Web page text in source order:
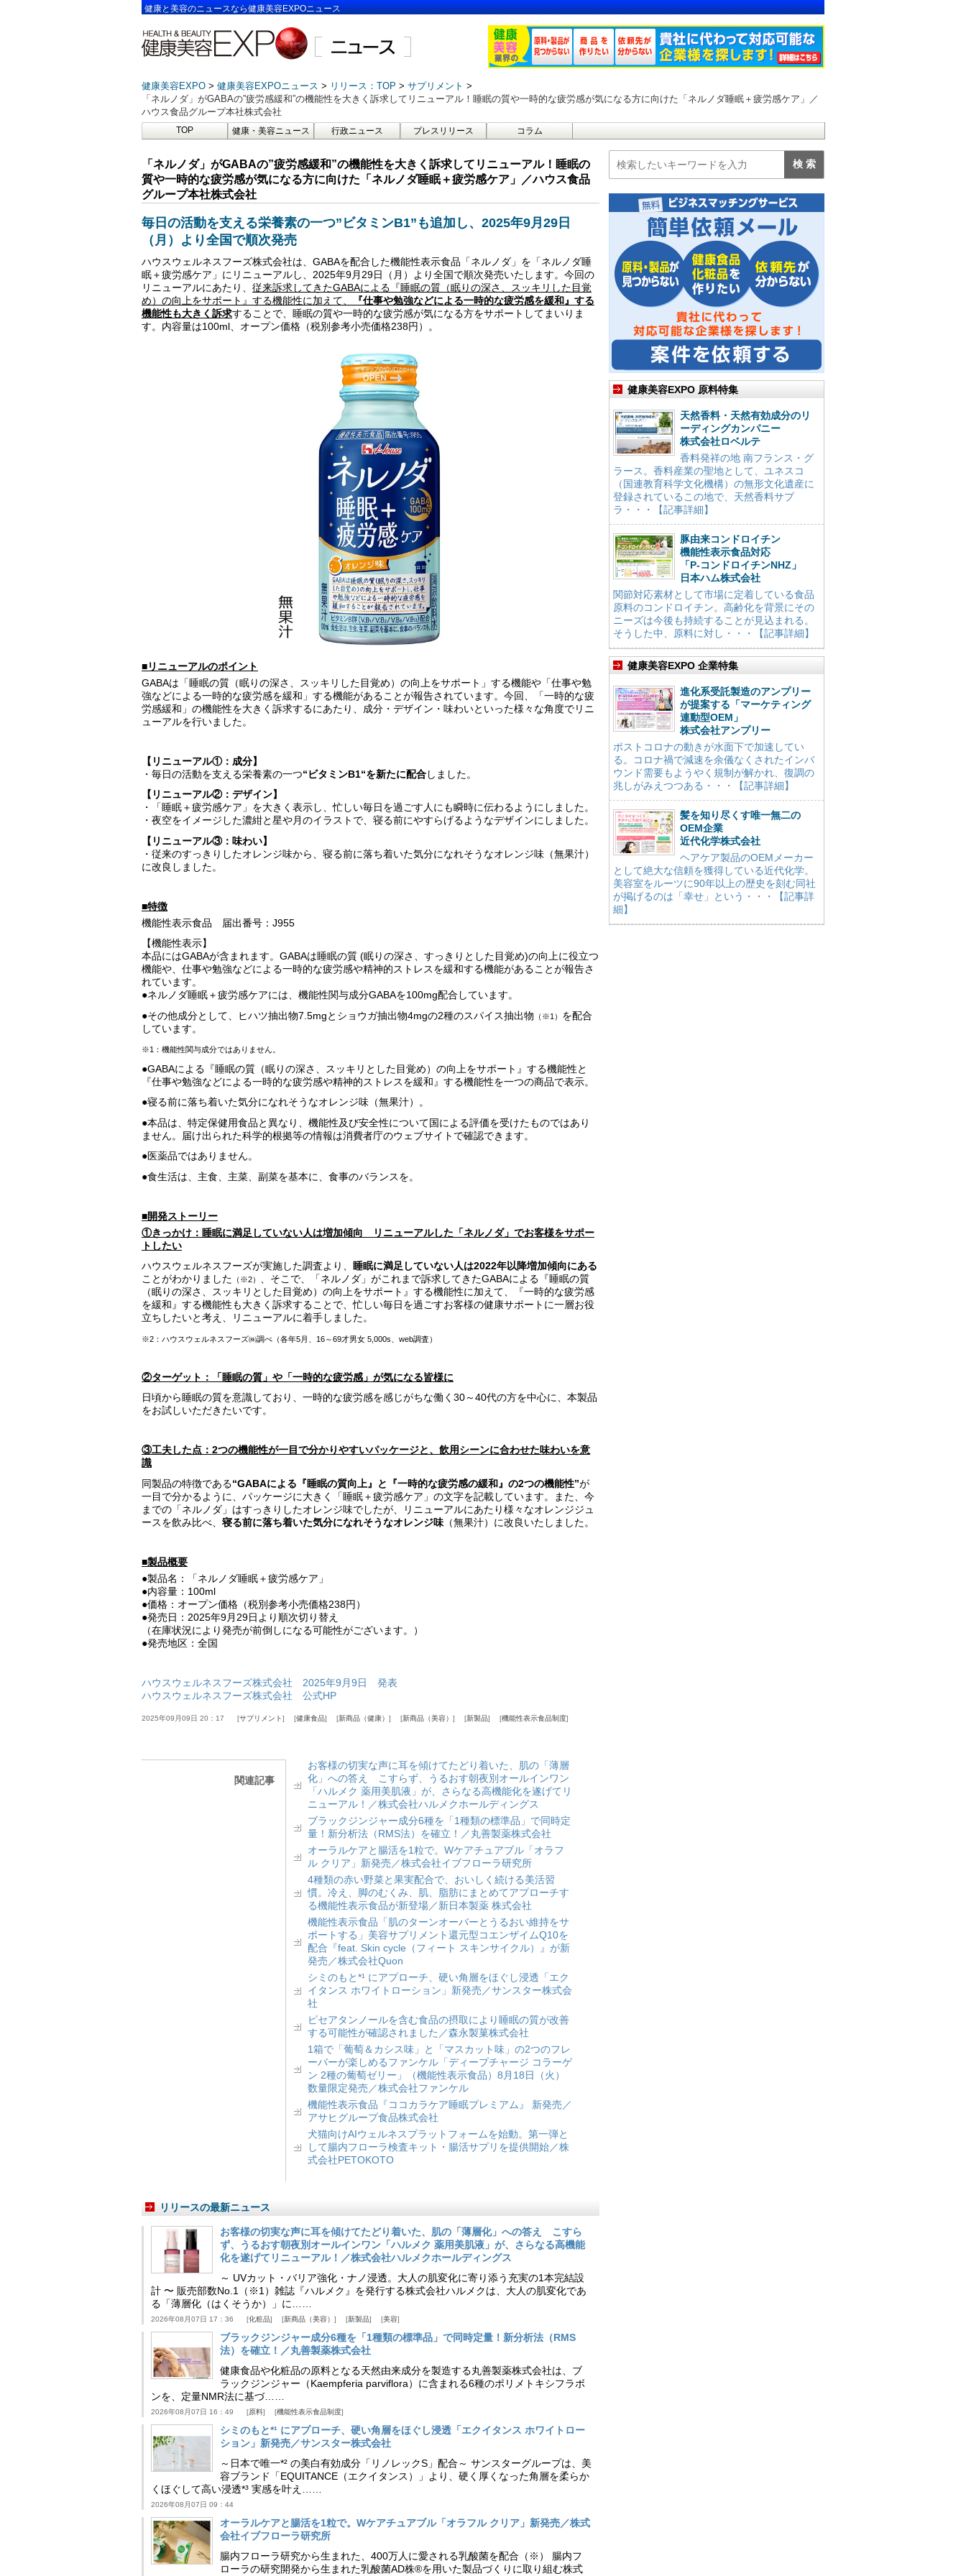
健康と美容のニュースなら健康美容EXPOニュース
健康美容EXPO 健康美容EXPOニュース リリース：TOP
サプリメント
「ネルノダ」がGABAの”疲労感緩和”の機能性を大きく訴求してリニューアル！睡眠の質や一時的な疲労感が気になる方に向けた「ネルノダ睡眠＋疲労感ケア」／
ハウス食品グループ本社株式会社
TOP 健康・美容ニュース 行政ニュース プレスリリース コラム
「ネルノダ」がGABAの”疲労感緩和”の機能性を大きく訴求してリニューアル！睡眠の
質や一時的な疲労感が気になる方に向けた「ネルノダ睡眠＋疲労感ケア」／ハウス食品
グループ本社株式会社
毎日の活動を支える栄養素の一つ”ビタミンB1”も追加し、2025年9月29日
（月）より全国で順次発売
ハウスウェルネスフーズ株式会社は、GABAを配合した機能性表示食品「ネルノダ」を「ネルノダ睡
眠＋疲労感ケア」にリニューアルし、2025年9月29日（月）より全国で順次発売いたします。今回の
リニューアルにあたり、 従来訴求してきたGABAによる『睡眠の質（眠りの深さ、スッキリした目覚
め）の向上をサポート』する機能性に加えて、
『仕事や勉強などによる一時的な疲労感を緩和』する
機能性も大きく訴求することで、睡眠の質や一時的な疲労感が気になる方をサポートしてまいりま
す。内容量は100ml、オープン価格（税別参考小売価格238円）。
■リニューアルのポイント
GABAは「睡眠の質（眠りの深さ、スッキリした目覚め）の向上をサポート」する機能や「仕事や勉
強などによる一時的な疲労感を緩和」する機能があることが報告されています。今回、「一時的な疲
労感緩和」の機能性を大きく訴求するにあたり、成分・デザイン・味わいといった様々な角度でリニ
ューアルを行いました。
【リニューアル①：成分】
・毎日の活動を支える栄養素の一つ“ビタミンB1“を新たに配合しました。
【リニューアル②：デザイン】
・「睡眠＋疲労感ケア」を大きく表示し、忙しい毎日を過ごす人にも瞬時に伝わるようにしました。
・夜空をイメージした濃紺と星や月のイラストで、寝る前にやすらげるようなデザインにしました。
【リニューアル③：味わい】
・従来のすっきりしたオレンジ味から、寝る前に落ち着いた気分になれそうなオレンジ味（無果汁）
に改良しました。
■特徴
機能性表示食品 届出番号：J955
【機能性表示】
本品にはGABAが含まれます。GABAは睡眠の質 (眠りの深さ、すっきりとした目覚め)の向上に役立つ
機能や、仕事や勉強などによる一時的な疲労感や精神的ストレスを緩和する機能があることが報告さ
れています。
●ネルノダ睡眠＋疲労感ケアには、機能性関与成分GABAを100mg配合しています。
●その他成分として、ヒハツ抽出物7.5mgとショウガ抽出物4mgの2種のスパイス抽出物 （※1） を配合
しています。
※1：機能性関与成分ではありません。
●GABAによる『睡眠の質（眠りの深さ、スッキリとした目覚め）の向上をサポート』する機能性と
『仕事や勉強などによる一時的な疲労感や精神的ストレスを緩和』する機能性を一つの商品で表示。
●寝る前に落ち着いた気分になれそうなオレンジ味（無果汁）。
●本品は、特定保健用食品と異なり、機能性及び安全性について国による評価を受けたものではあり
ません。届け出られた科学的根拠等の情報は消費者庁のウェブサイトで確認できます。
●医薬品ではありません。
●食生活は、主食、主菜、副菜を基本に、食事のバランスを。
■開発ストーリー
①きっかけ：睡眠に満足していない人は増加傾向 リニューアルした「ネルノダ」でお客様をサポー
トしたい
ハウスウェルネスフーズが実施した調査より、
睡眠に満足していない人は2022年以降増加傾向にある
ことがわかりました （※2） 、そこで、「ネルノダ」がこれまで訴求してきたGABAによる『睡眠の質
（眠りの深さ、スッキリとした目覚め）の向上をサポート』する機能性に加えて、『一時的な疲労感
を緩和』する機能性も大きく訴求することで、忙しい毎日を過ごすお客様の健康サポートに一層お役
立ちしたいと考え、リニューアルに着手しました。
※2：ハウスウェルネスフーズ㈱調べ（各年5月、16～69才男女 5,000s、web調査）
②ターゲット：「睡眠の質」や「一時的な疲労感」が気になる皆様に
日頃から睡眠の質を意識しており、一時的な疲労感を感じがちな働く30～40代の方を中心に、本製品
をお試しいただきたいです。
③工夫した点：2つの機能性が一目で分かりやすいパッケージと、飲用シーンに合わせた味わいを意
識
同製品の特徴である“GABAによる『睡眠の質向上』と『一時的な疲労感の緩和』の2つの機能性”が
一目で分かるように、パッケージに大きく「睡眠＋疲労感ケア」の文字を記載しています。また、今
までの「ネルノダ」はすっきりしたオレンジ味でしたが、リニューアルにあたり様々なオレンジジュ
ースを飲み比べ、 寝る前に落ち着いた気分になれそうなオレンジ味 （無果汁）に改良いたしました。
■製品概要
●製品名：「ネルノダ睡眠＋疲労感ケア」
●内容量：100ml
●価格：オープン価格（税別参考小売価格238円）
●発売日：2025年9月29日より順次切り替え
（在庫状況により発売が前倒しになる可能性がございます。）
●発売地区：全国
ハウスウェルネスフーズ株式会社 2025年9月9日 発表
ハウスウェルネスフーズ株式会社 公式HP
2025年09月09日 20：17 サプリメント 健康食品 新商品（健康） 新商品（美容） 新製品 機能性表示食品制度
関連記事
お客様の切実な声に耳を傾けてたどり着いた、肌の「薄層
化」への答え こすらず、うるおす朝夜別オールインワン
「ハルメク 薬用美肌液」が、さらなる高機能化を遂げてリ
ニューアル！／株式会社ハルメクホールディングス
ブラックジンジャー成分6種を「1種類の標準品」で同時定
量！新分析法（RMS法）を確立！／丸善製薬株式会社
オーラルケアと腸活を1粒で。Wケアチュアブル「オラフ
ル クリア」新発売／株式会社イブフローラ研究所
4種類の赤い野菜と果実配合で、おいしく続ける美活習
慣。冷え、脚のむくみ、肌、脂肪にまとめてアプローチす
る機能性表示食品が新登場／新日本製薬 株式会社
機能性表示食品「肌のターンオーバーとうるおい維持をサ
ポートする」美容サプリメント還元型コエンザイムQ10を
配合『feat. Skin cycle（フィート スキンサイクル）』が新
発売／株式会社Quon
シミのもと*¹ にアプローチ、硬い角層をほぐし浸透「エク
イタンス ホワイトローション」新発売／サンスター株式会
社
ピセアタンノールを含む食品の摂取により睡眠の質が改善
する可能性が確認されました／森永製菓株式会社
1箱で「葡萄＆カシス味」と「マスカット味」の2つのフレ
ーバーが楽しめるファンケル「ディープチャージ コラーゲ
ン 2種の葡萄ゼリー」（機能性表示食品）8月18日（火）
数量限定発売／株式会社ファンケル
機能性表示食品『ココカラケア睡眠プレミアム』 新発売／
アサヒグループ食品株式会社
犬猫向けAIウェルネスプラットフォームを始動。第一弾と
して腸内フローラ検査キット・腸活サプリを提供開始／株
式会社PETOKOTO
リリースの最新ニュース
お客様の切実な声に耳を傾けてたどり着いた、肌の「薄層化」への答え こすら
ず、うるおす朝夜別オールインワン「ハルメク 薬用美肌液」が、さらなる高機能
化を遂げてリニューアル！／株式会社ハルメクホールディングス
～ UVカット・バリア強化・ナノ浸透。大人の肌変化に寄り添う充実の1本完結設
計 〜 販売部数No.1（※1）雑誌『ハルメク』を発行する株式会社ハルメクは、大人の肌変化であ
る「薄層化（はくそうか）」に……
2026年08月07日 17：36 化粧品 新商品（美容） 新製品 美容
ブラックジンジャー成分6種を「1種類の標準品」で同時定量！新分析法（RMS
法）を確立！／丸善製薬株式会社
健康食品や化粧品の原料となる天然由来成分を製造する丸善製薬株式会社は、ブ
ラックジンジャー（Kaempferia parviflora）に含まれる6種のポリメトキシフラボ
ンを、定量NMR法に基づ……
2026年08月07日 16：49 原料 機能性表示食品制度
シミのもと*¹ にアプローチ、硬い角層をほぐし浸透「エクイタンス ホワイトロー
ション」新発売／サンスター株式会社
～日本で唯一*² の美白有効成分「リノレックS」配合～ サンスターグループは、美
容ブランド「EQUITANCE（エクイタンス）」より、硬く厚くなった角層を柔らか
くほぐして高い浸透*³ 実感を叶え……
2026年08月07日 09：44
オーラルケアと腸活を1粒で。Wケアチュアブル「オラフル クリア」新発売／株式
会社イブフローラ研究所
腸内フローラ研究から生まれた、400万人に愛される乳酸菌を配合（※） 腸内フ
ローラの研究開発から生まれた乳酸菌AD株®を用いた製品づくりに取り組む株式
健康美容EXPO 原料特集
天然香料・天然有効成分のリ
ーディングカンパニー
株式会社ロベルテ
香料発祥の地 南フランス・グ
ラース。香料産業の聖地として、ユネスコ
（国連教育科学文化機構）の無形文化遺産に
登録されているこの地で、天然香料サプ
ラ・・・【記事詳細】
豚由来コンドロイチン
機能性表示食品対応
「P-コンドロイチンNHZ」
日本ハム株式会社
関節対応素材として市場に定着している食品
原料のコンドロイチン。高齢化を背景にその
ニーズは今後も持続することが見込まれる。
そうした中、原料に対し・・・【記事詳細】
健康美容EXPO 企業特集
進化系受託製造のアンプリー
が提案する「マーケティング
連動型OEM」
株式会社アンプリー
ポストコロナの動きが水面下で加速してい
る。コロナ禍で減速を余儀なくされたインバ
ウンド需要もようやく規制が解かれ、復調の
兆しがみえつつある・・・【記事詳細】
髪を知り尽くす唯一無二の
OEM企業
近代化学株式会社
ヘアケア製品のOEMメーカー
として絶大な信頼を獲得している近代化学。
美容室をルーツに90年以上の歴史を刻む同社
が掲げるのは「幸せ」という・・・【記事詳
細】